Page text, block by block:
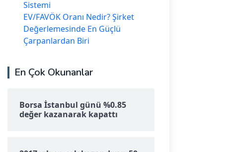
Sistemi
EV/FAVÖK Oranı Nedir? Şirket
Değerlemesinde En Güçlü
Çarpanlardan Biri
En Çok Okunanlar
Borsa İstanbul günü %0.85
değer kazanarak kapattı